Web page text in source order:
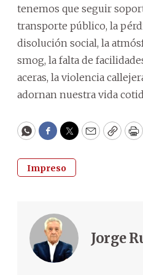
tenemos que seguir
transporte público, la
disolución social, la
smog, la falta de
aceras, la violencia
adornan nuestra vida
WhatsApp
Facebook
Twitter
EmailCopy
Impreso
Jorge